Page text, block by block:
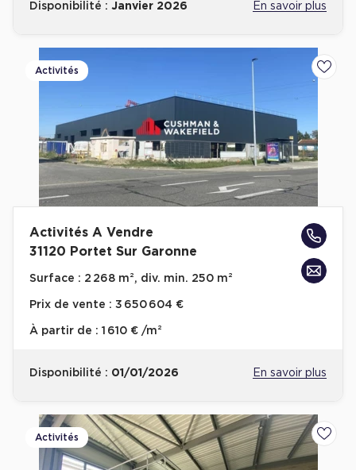
Disponibilité : Janvier 2026 En savoir plus
Activités
Activités A Vendre
31120 Portet Sur Garonne
Surface : 2 268 m², div. min. 250 m²
Prix de vente : 3 650 604 €
À partir de : 1 610 € /m²
Disponibilité : 01/01/2026 En savoir plus
Activités